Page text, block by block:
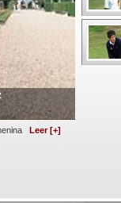
Leer [+]